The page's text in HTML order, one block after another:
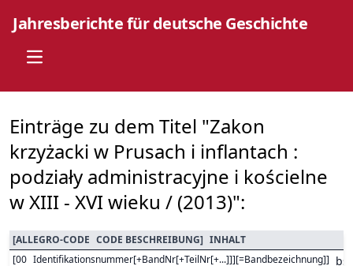
Jahresberichte für deutsche Geschichte
Open main menu
Einträge zu dem Titel "Zakon
krzyżacki w Prusach i inflantach :
podziały administracyjne i kościelne
w XIII - XVI wieku / (2013)":
[ALLEGRO-CODE CODE BESCHREIBUNG] INHALT
[00 Identifikationsnummer[+BandNr[+TeilNr[+...]]][=Bandbezeichnung]]